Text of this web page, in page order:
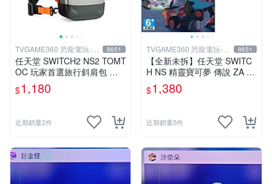
TVGAME360 恐龍電玩-台
中店
8651
任天堂 SWITCH2 NS2 TOMT
OC 玩家首選旅行斜肩包 主
機收納包 主機包 防潑水 灰色
G49S1G1 台中
$1,180
近期銷量2件
TVGAME360 恐龍電玩-台
中店
8651
【全新未拆】任天堂 SWITC
H NS 精靈寶可夢 傳說 ZA P
OKEMON LEGENDS Z-A 中
文版附特典
$1,380
近期銷量5件